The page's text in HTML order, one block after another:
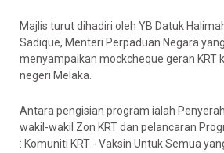
Majlis turut dihadiri oleh YB Datuk
Sadique, Menteri Perpaduan Negara
menyampaikan mockcheque geran KRT
negeri Melaka.
Antara pengisian program ialah
wakil-wakil Zon KRT dan pelancaran
: Komuniti KRT - Vaksin Untuk Semua